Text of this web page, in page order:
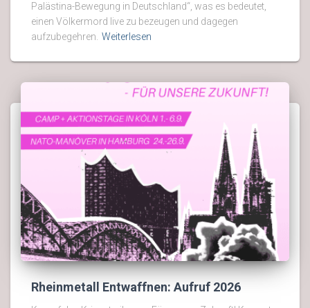
Palästina-Bewegung in Deutschland“, was es bedeutet,
einen Völkermord live zu bezeugen und dagegen
aufzubegehren. Weiterlesen
Rheinmetall Entwaffnen: Aufruf 2026